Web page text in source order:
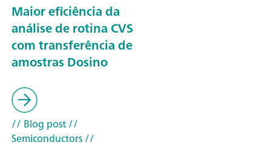
Maior eficiência da
análise de rotina CVS
com transferência de
amostras Dosino
// Blog post//
Semiconductors//